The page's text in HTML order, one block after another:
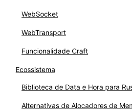
WebSocket
WebTransport
Funcionalidade Craft
Ecossistema
Biblioteca de Data e Hora para
Alternativas de Alocadores de